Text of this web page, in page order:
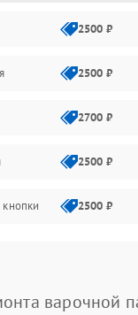
2500 ₽
2500 ₽
2700 ₽
2500 ₽
2500 ₽
варочной